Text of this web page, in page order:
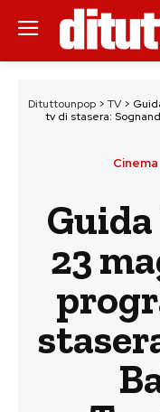
Dituttounpop > TV >
tv di stasera:
Cinema
23